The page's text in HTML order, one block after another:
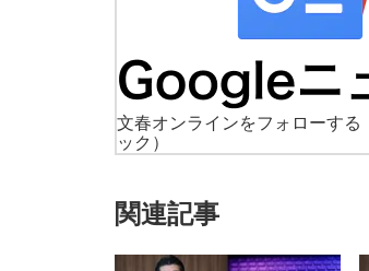
文春オンラインをフォローする
ック）
関連記事